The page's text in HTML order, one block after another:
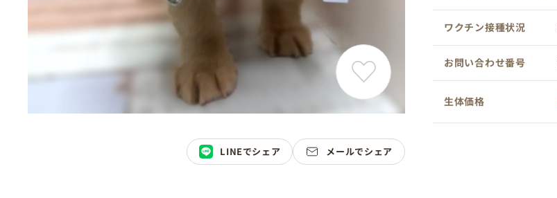
ワクチン接種状況
お問い合わせ番号
生体価格
LINEでシェア メールでシェア